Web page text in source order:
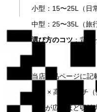
小型：15〜25L（日
中型：25〜35L（旅
選び方のコツ：背負
当店商品ページに記
横幅 × 高さ × マチ
マチが広いほど収納